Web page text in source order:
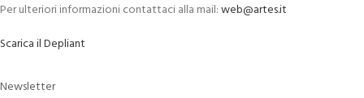
Per ulteriori informazioni contattaci alla mail:web@artes.it
Scarica il Depliant
Newsletter